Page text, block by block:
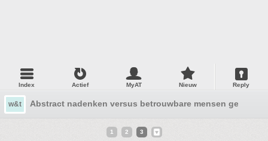
Index Actief MyAT Nieuw Reply
w&t Abstract nadenken versus betrouwbare mensen geloven
1 2 3